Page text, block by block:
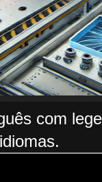
com
idiomas.